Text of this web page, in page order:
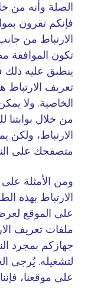
الصلة وأنه من
فإنكم تقرون
الارتباط من
تكون الموافقة
ينطبق عليه ذلك
تعريف الارتباط
الخاصية. ولا
من خلال
الارتباط، ولكن
متصفحك على
ومن الأمثلة
الارتباط بهذه
على الموقع
ملفات تعريف
جهازكم بمجرد
لتشغيله. يُرجى
على موقعنا، فإننا